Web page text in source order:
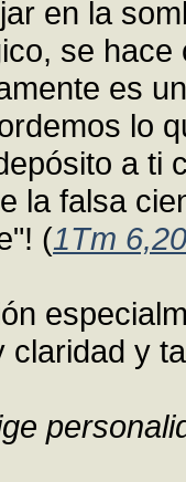
en la
se
es
lo
a ti
la falsa
(1Tm 6,20
claridad y